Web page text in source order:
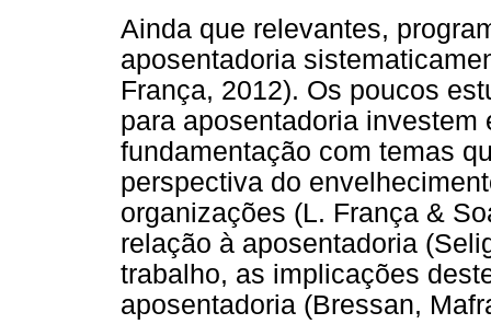
Ainda que relevantes,
aposentadoria
França, 2012). Os poucos
para aposentadoria
fundamentação com temas
perspectiva do
organizações (L. França &
relação à aposentadoria
trabalho, as implicações
aposentadoria (Bressan,